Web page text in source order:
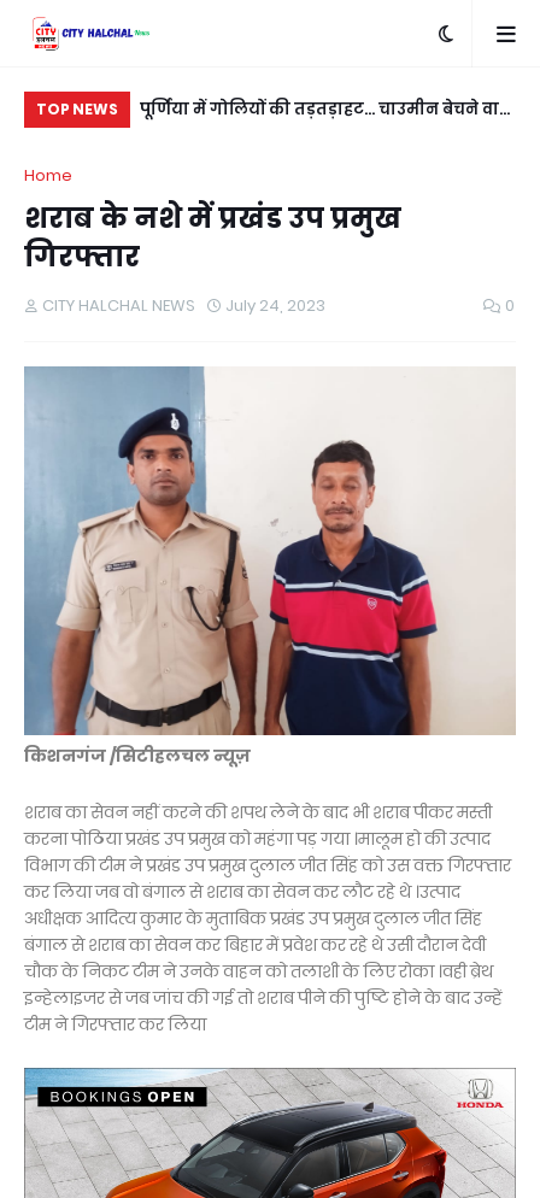
TOP NEWS
बदला लेने के लिए
पूर्णिया में गोलियों की तड़तड़ाहट... चाउमीन बेचने वाले
Home
शराब के नशे में प्रखंड उप प्रमुख
गिरफ्तार
CITY HALCHAL NEWS July 24, 2023 0
किशनगंज /सिटीहलचल न्यूज़
शराब का सेवन नहीं करने की शपथ लेने के बाद भी शराब पीकर मस्ती
करना पोठिया प्रखंड उप प्रमुख को महंगा पड़ गया ।मालूम हो की उत्पाद
विभाग की टीम ने प्रखंड उप प्रमुख दुलाल जीत सिंह को उस वक्त गिरफ्तार
कर लिया जब वो बंगाल से शराब का सेवन कर लौट रहे थे ।उत्पाद
अधीक्षक आदित्य कुमार के मुताबिक प्रखंड उप प्रमुख दुलाल जीत सिंह
बंगाल से शराब का सेवन कर बिहार में प्रवेश कर रहे थे उसी दौरान देवी
चौक के निकट टीम ने उनके वाहन को तलाशी के लिए रोका ।वही ब्रेथ
इन्हेलाइजर से जब जांच की गई तो शराब पीने की पुष्टि होने के बाद उन्हें
टीम ने गिरफ्तार कर लिया